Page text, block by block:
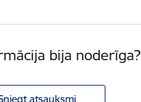
bija noderīga?
atsauksmi